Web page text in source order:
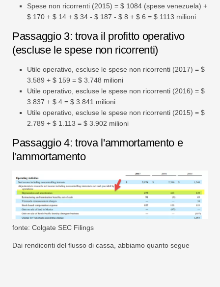
Spese non ricorrenti (2015) = $ 1084 (spese venezuela) +
$ 170 + $ 14 + $ 34 - $ 187 - $ 8 + $ 6 = $ 1113 milioni
Passaggio 3: trova il profitto operativo
(escluse le spese non ricorrenti)
Utile operativo, escluse le spese non ricorrenti (2017) = $
3.589 + $ 159 = $ 3.748 milioni
Utile operativo, escluse le spese non ricorrenti (2016) = $
3.837 + $ 4 = $ 3.841 milioni
Utile operativo, escluse le spese non ricorrenti (2015) = $
2.789 + $ 1.113 = $ 3.902 milioni
Passaggio 4: trova l'ammortamento e
l'ammortamento
fonte: Colgate SEC Filings
Dai rendiconti del flusso di cassa, abbiamo quanto segue